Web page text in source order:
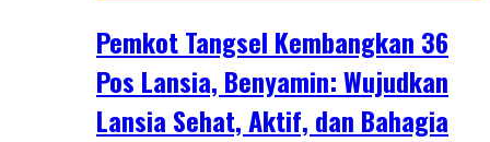
Pemkot Tangsel Kembangkan 36
Pos Lansia, Benyamin: Wujudkan
Lansia Sehat, Aktif, dan Bahagia